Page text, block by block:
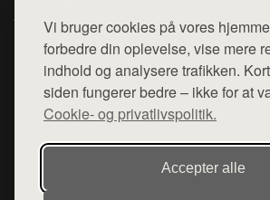
Vi bruger cookies på vores
forbedre din oplevelse, vise mere
indhold og analysere trafikken.
siden fungerer bedre – ikke for at
Cookie- og privatlivspolitik.
Accepter alle
Top Rabatter
Kontakt
Mail:
Denne side er en del af want.dk, der
hjemmesider med præsentation af